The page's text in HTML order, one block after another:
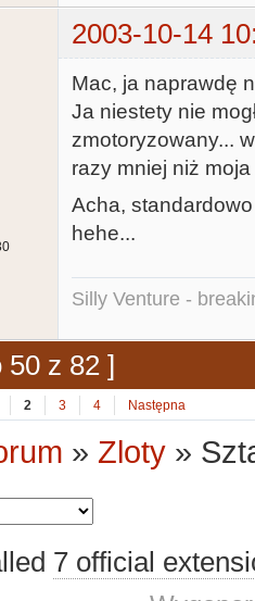
2003-10-14
Mac, ja naprawdę
Ja niestety nie
zmotoryzowany...
razy mniej niż
Acha,
hehe...
Silly Venture -
50 z 82 ]
2 3 4 Następna
» Zloty »
7 official